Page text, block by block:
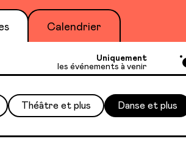
Calendrier
Uniquement
les événements à venir
Théâtre et plus Danse et plus